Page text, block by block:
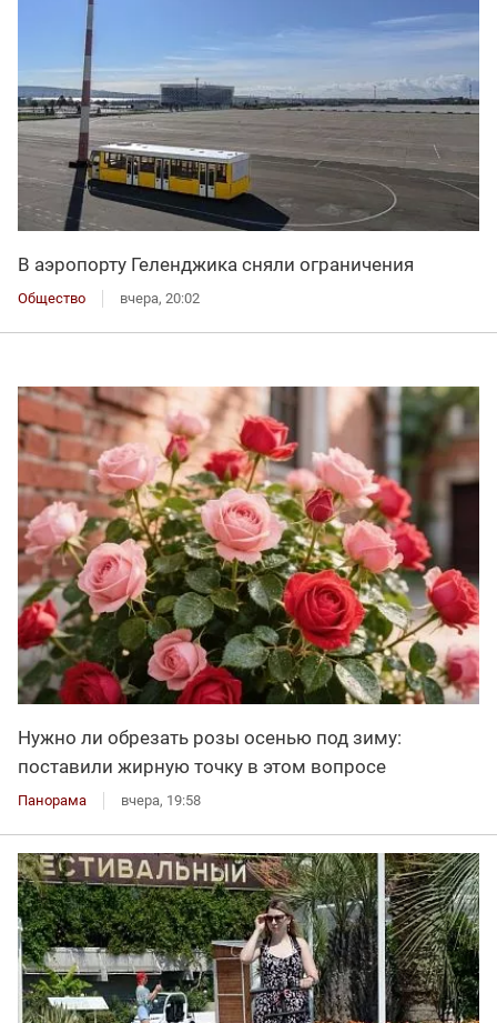
В аэропорту Геленджика сняли ограничения
Общество вчера, 20:02
Нужно ли обрезать розы осенью под зиму:
поставили жирную точку в этом вопросе
Панорама вчера, 19:58